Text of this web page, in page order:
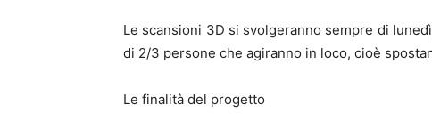
Le scansioni 3D si svolgeranno sempre di
di 2/3 persone che agiranno in loco, cioè
Le finalità del progetto